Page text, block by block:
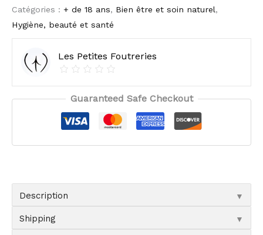
Catégories : + de 18 ans, Bien être et soin naturel,
Hygiène, beauté et santé
Les Petites Foutreries
Guaranteed Safe Checkout
Description ▼
Shipping ▼